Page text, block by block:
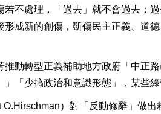
若不處理，「過去」就不會過去；
形成新的創傷，斲傷民主正義、道
推動轉型正義補助地方政府「中正
」「少搞政治和意識形態」，某些
）對「反動修辭」做